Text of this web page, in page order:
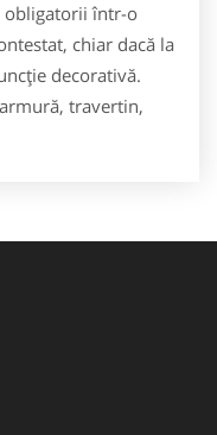
obligatorii într-o
chiar dacă la
decorativă.
travertin,